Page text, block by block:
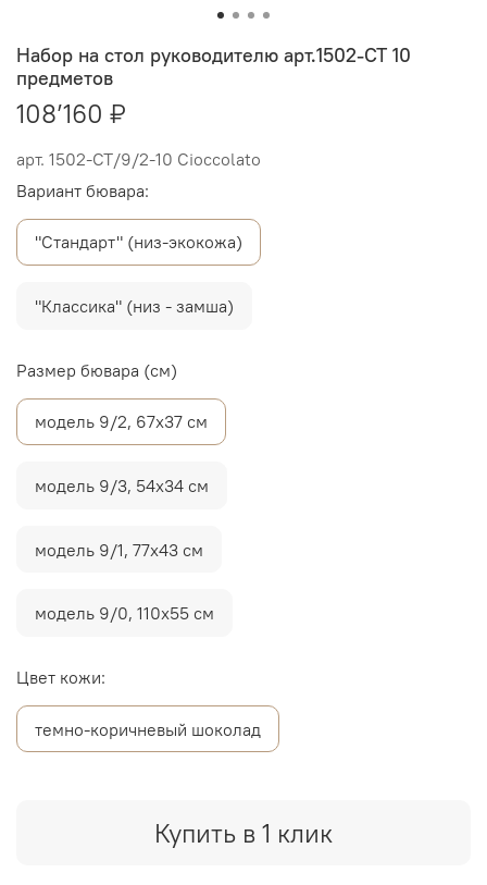
арт. 1502-СТ/9/2-10 Cioccolato
Набор на стол руководителю арт.1502-CT 10
предметов
108’160 ₽
Купить в 1 клик
Вариант бювара:
"Стандарт" (низ-экокожа)
"Классика" (низ - замша)
Размер бювара (см)
модель 9/2, 67х37 см
модель 9/3, 54х34 см
модель 9/1, 77х43 см
модель 9/0, 110х55 см
Цвет кожи:
темно-коричневый шоколад